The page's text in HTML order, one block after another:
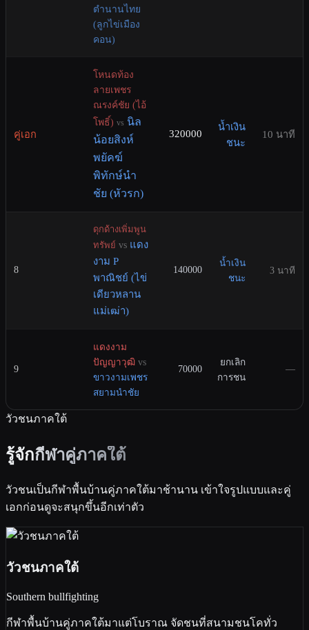
ตำนานไทย
(ลูกไข่เมือง
คอน)
คู่เอก
โหนดท้อง
ลายเพชร
ณรงค์ชัย (ไอ้
โพธิ์) vs นิล
น้อยสิงห์
พยัคฆ์
พิทักษ์นำ
ชัย (หัวรก)
320000
น้ำเงิน
ชนะ
10 นาที
8
ดุกด้างเพิ่มพูน
ทรัพย์ vs แดง
งาม P
พาณิชย์ (ไข่
เดียวหลาน
แม่เฒ่า)
140000
น้ำเงิน
ชนะ
3 นาที
9
แดงงาม
ปัญญาวุฒิ vs
ขาวงามเพชร
สยามนำชัย
70000
ยกเลิก
การชน
—
วัวชนภาคใต้
รู้จักกีฬาคู่ภาคใต้
วัวชนเป็นกีฬาพื้นบ้านคู่ภาคใต้มาช้านาน เข้าใจรูปแบบและคู่
เอกก่อนดูจะสนุกขึ้นอีกเท่าตัว
วัวชนภาคใต้
Southern bullfighting
กีฬาพื้นบ้านคู่ภาคใต้มาแต่โบราณ จัดชนที่สนามชนโคทั่ว